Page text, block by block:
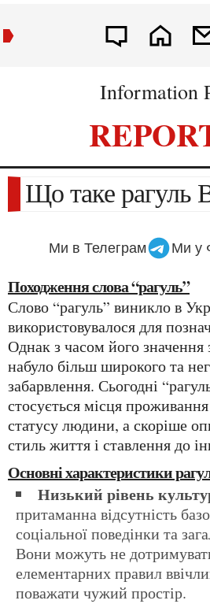
Information
Що таке рагуль
Ми в Телеграм Ми
Походження слова “рагуль”
Слово “рагуль” виникло в Україні та спочатку
використовувалося для
Однак з часом його значення
набуло більш широкого та
забарвлення. Сьогодні
стосується місця
статусу людини, а скоріше
стиль життя і ставлення до
Основні характеристики
Низький рівень
притаманна відсутність
соціальної поведінки та
Вони можуть не
елементарних правил
поважати чужий простір.